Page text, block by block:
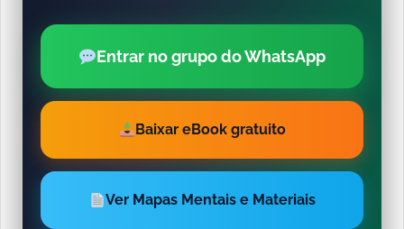
Entrar no grupo do WhatsApp
Baixar eBook gratuito
Ver Mapas Mentais e Materiais